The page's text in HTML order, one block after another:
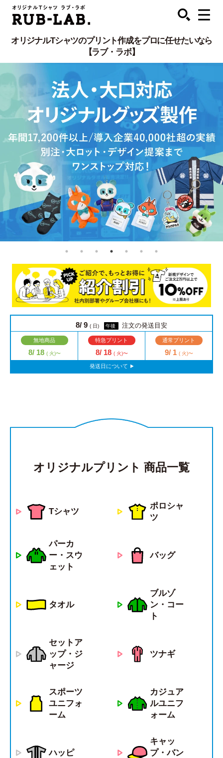
オリジナルTシャツのプリント作成をプロに任せたいなら
【ラブ・ラボ】
8/ 9 ( 日) 午後 注文の発送目安
無地商品
8/ 18 ( 火)〜
特急プリント
8/ 18 ( 火)〜
通常プリント
9/ 1 ( 火)〜
発送日について
オリジナルプリント 商品一覧
Tシャツ
ポロシャ
ツ
パーカ
ー・スウ
ェット
バッグ
タオル
ブルゾ
ン・コー
ト
セットア
ップ・ジ
ャージ
ツナギ
スポーツ
ユニフォ
ーム
カジュア
ルユニフ
ォーム
ハッピ
キャッ
プ・バン